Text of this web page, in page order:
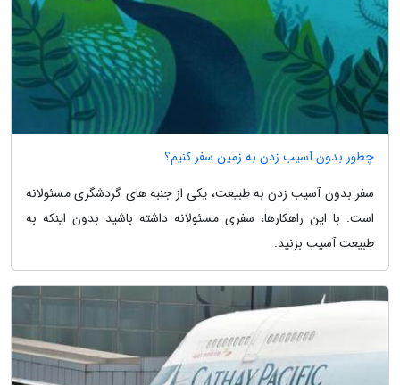
چطور بدون آسیب زدن به زمین سفر کنیم؟
سفر بدون آسیب زدن به طبیعت، یکی از جنبه های گردشگری مسئولانه
است. با این راهکارها، سفری مسئولانه داشته باشید بدون اینکه به
طبیعت آسیب بزنید.